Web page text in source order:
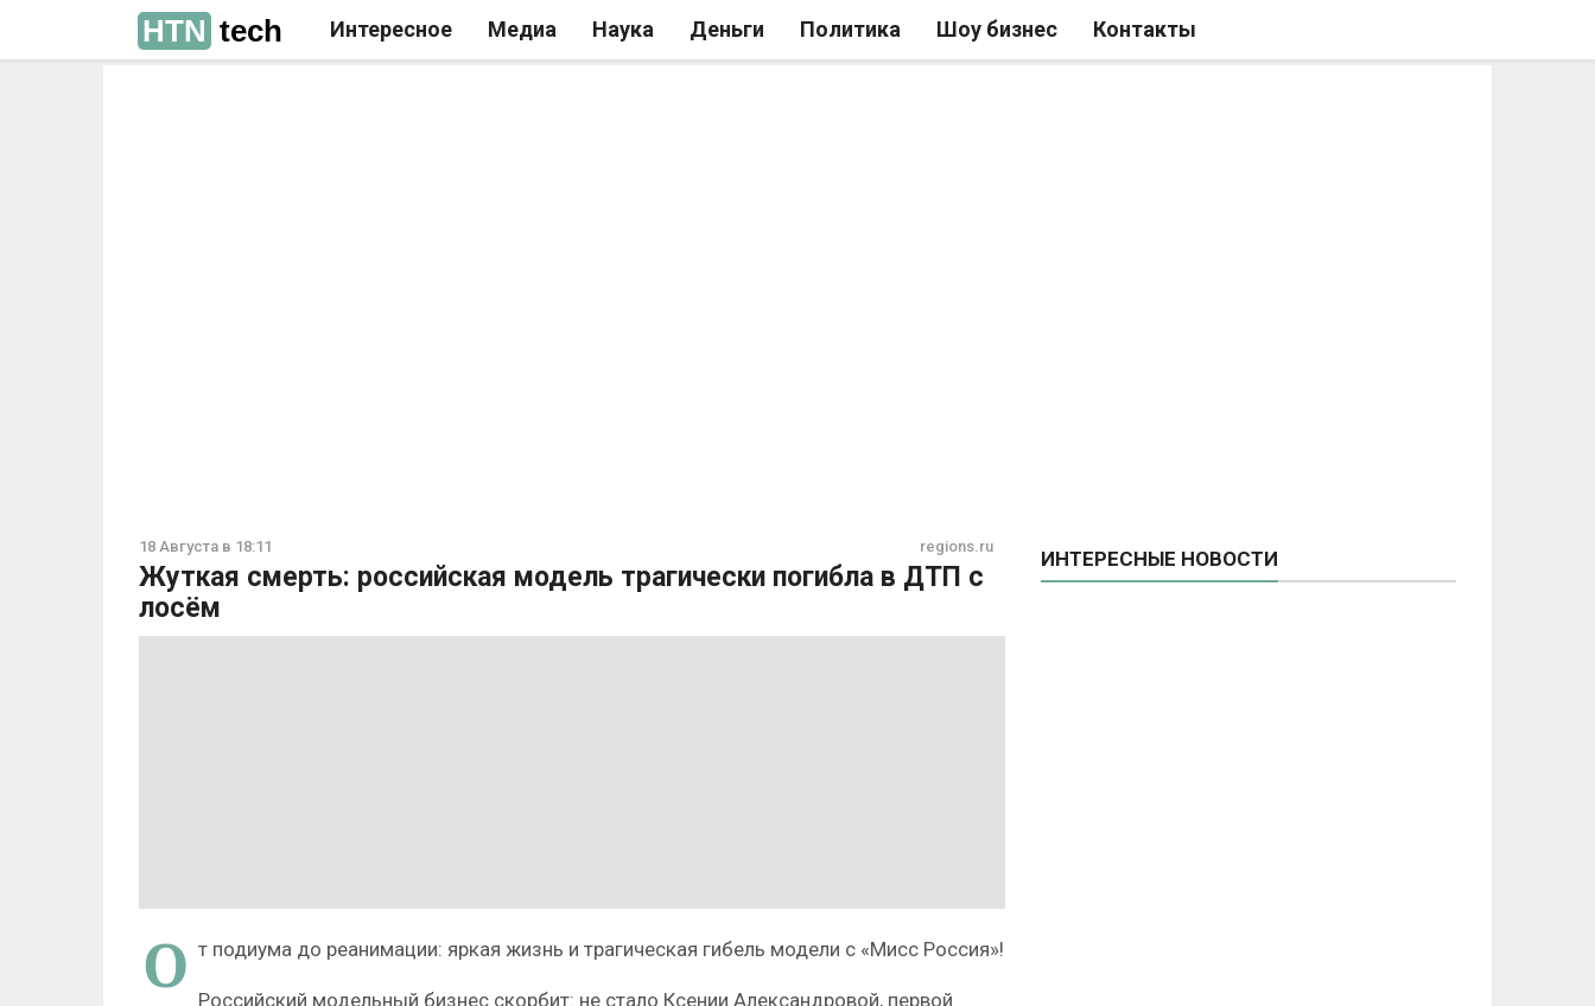
HTN tech Интересное Медиа Наука Деньги Политика Шоу бизнес Контакты
18 Августа в 18:11 regions.ru
Жуткая смерть: российская модель трагически погибла в ДТП с
лосём
О т подиума до реанимации: яркая жизнь и трагическая гибель модели с «Мисс Россия»!
Российский модельный бизнес скорбит: не стало Ксении Александровой, первой
ИНТЕРЕСНЫЕ НОВОСТИ